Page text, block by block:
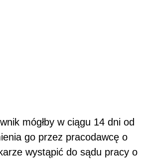
mógłby w ciągu 14 dni od
go przez pracodawcę o
wystąpić do sądu pracy o